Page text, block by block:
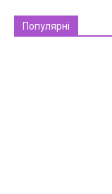
Популярні